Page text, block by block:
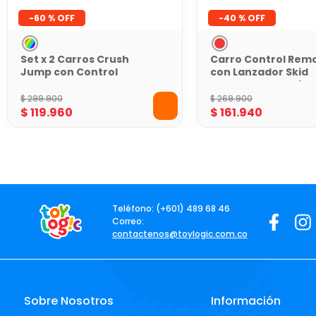
-60 %
Set x 2 Carros Crush
Jump con Control
$299.900
$119.960
-40 %
Carro Control
con Lanzador Skid
Shooter Toy Logic
$269.900
$161.940
Teléfono: (+601) 489 68 46
Correo:
contactenos@toylogic.com.co
Sobre Nosotros Información